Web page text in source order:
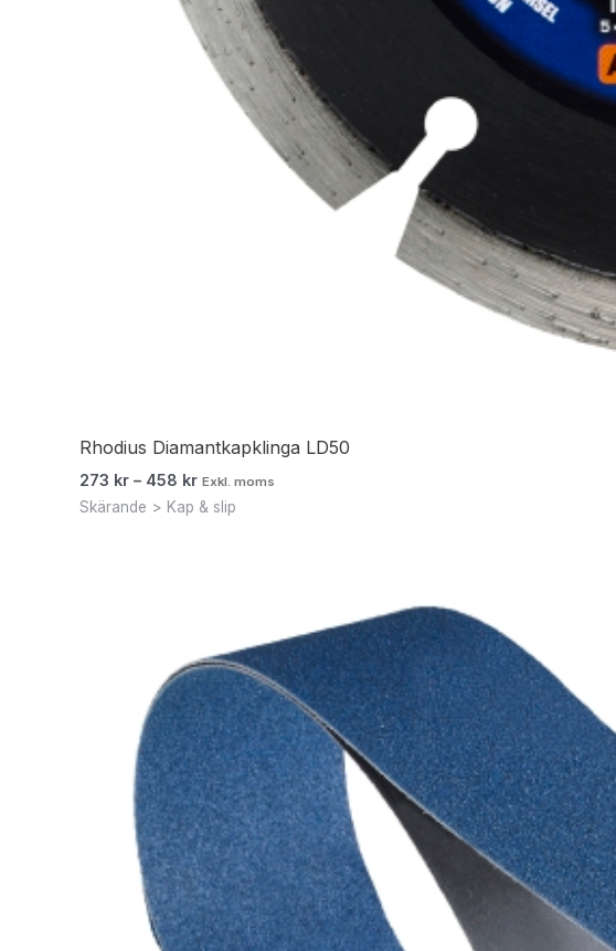
Rhodius Diamantkapklinga LD50
273 kr – 458 kr Exkl. moms
Skärande > Kap & slip